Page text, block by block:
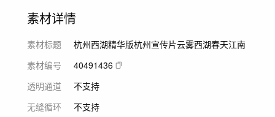
素材详情
素材标题
杭州西湖精华版杭州宣传片云雾西湖春天江南
素材编号
40491436
透明通道
不支持
无缝循环
不支持